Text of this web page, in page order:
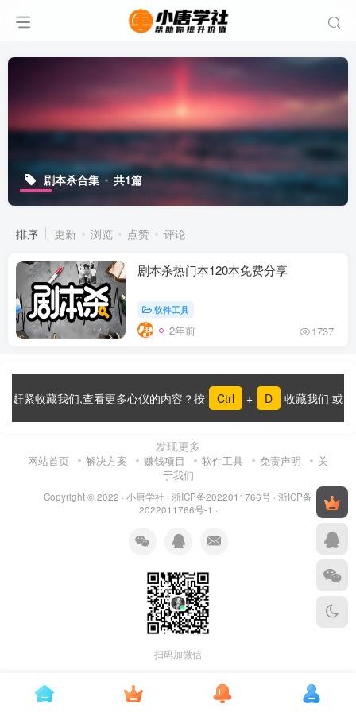
剧本杀合集 共1篇
排序 更新 浏览 点赞 评论
剧本杀热门本120本免费分享
软件工具
2年前 1737
赶紧收藏我们,查看更多心仪的内容？按 Ctrl + D 收藏我们 或
发现更多
网站首页 解决方案 赚钱项目 软件工具 免责声明
关
于我们
Copyright © 2022 · 小唐学社 · 浙ICP备2022011766号 · 浙ICP备
2022011766号-1 ·
扫码加微信